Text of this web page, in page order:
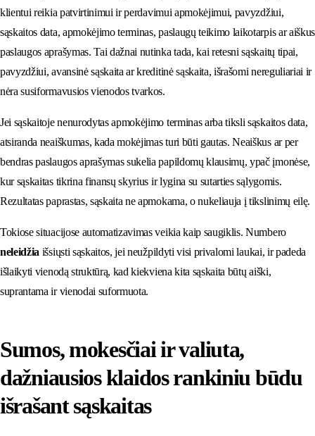
klientui reikia patvirtinimui ir perdavimui apmokėjimui, pavyzdžiui,
sąskaitos data, apmokėjimo terminas, paslaugų teikimo laikotarpis ar aiškus
paslaugos aprašymas. Tai dažnai nutinka tada, kai retesni sąskaitų tipai,
pavyzdžiui, avansinė sąskaita ar kreditinė sąskaita, išrašomi nereguliariai ir
nėra susiformavusios vienodos tvarkos.
Jei sąskaitoje nenurodytas apmokėjimo terminas arba tiksli sąskaitos data,
atsiranda neaiškumas, kada mokėjimas turi būti gautas. Neaiškus ar per
bendras paslaugos aprašymas sukelia papildomų klausimų, ypač įmonėse,
kur sąskaitas tikrina finansų skyrius ir lygina su sutarties sąlygomis.
Rezultatas paprastas, sąskaita ne apmokama, o nukeliauja į tikslinimų eilę.
Tokiose situacijose automatizavimas veikia kaip saugiklis. Numbero
neleidžia išsiųsti sąskaitos, jei neužpildyti visi privalomi laukai, ir padeda
išlaikyti vienodą struktūrą, kad kiekviena kita sąskaita būtų aiški,
suprantama ir vienodai suformuota.
Sumos, mokesčiai ir valiuta,
dažniausios klaidos rankiniu būdu
išrašant sąskaitas